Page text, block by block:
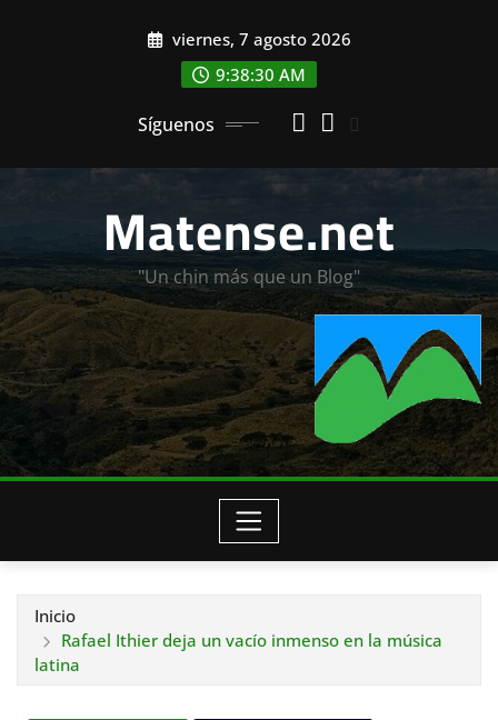
viernes, 7 agosto 2026
9:38:32 AM
Síguenos
Matense.net
"Un chin más que un Blog"
Inicio
Rafael Ithier deja un vacío inmenso en la música
latina